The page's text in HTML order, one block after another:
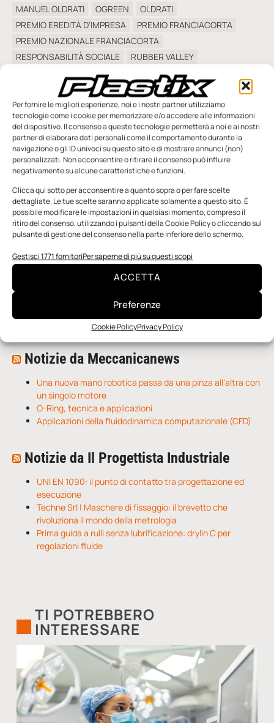
Per fornire le migliori esperienze, noi e i nostri partner utilizziamo
tecnologie come i cookie per memorizzare e/o accedere alle informazioni
del dispositivo. Il consenso a queste tecnologie permetterà a noi e ai nostri
partner di elaborare dati personali come il comportamento durante la
navigazione o gli ID univoci su questo sito e di mostrare annunci (non)
personalizzati. Non acconsentire o ritirare il consenso può influire
negativamente su alcune caratteristiche e funzioni.
Clicca qui sotto per acconsentire a quanto sopra o per fare scelte
dettagliate. Le tue scelte saranno applicate solamente a questo sito. È
possibile modificare le impostazioni in qualsiasi momento, compreso il
ritiro del consenso, utilizzando i pulsanti della Cookie Policy o cliccando sul
pulsante di gestione del consenso nella parte inferiore dello schermo.
Gestisci 1771 fornitoriPer saperne di più su questi scopi
ACCETTA
Preferenze
Cookie PolicyPrivacy Policy
MANUEL OLDRATI OGREEN
OLDRATI
PREMIO EREDITÀ D’IMPRESA
PREMIO FRANCIACORTA
PREMIO NAZIONALE FRANCIACORTA
RESPONSABILITÀ SOCIALE
RUBBER VALLEY
SOSTENIBILITÀ
VALVOLE CHARLOTTE
VANNI OLDRATI
SFOGLIA LA RIVISTA
n.4 - Maggio 2026
Notizie da Meccanicanews
Una nuova mano robotica passa da una pinza all’altra con
un singolo motore
O-Ring, tecnica e applicazioni
Applicazioni della fluidodinamica computazionale (CFD)
Notizie da Il Progettista Industriale
UNI EN 1090: il punto di contatto tra progettazione ed
esecuzione
Techne Srl | Maschere di fissaggio: il brevetto che
rivoluziona il mondo della metrologia
Prima guida a rulli senza lubrificazione: drylin C per
regolazioni fluide
TI POTREBBERO
INTERESSARE